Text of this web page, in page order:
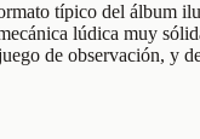
típico del álbum
lúdica muy
de observación, y